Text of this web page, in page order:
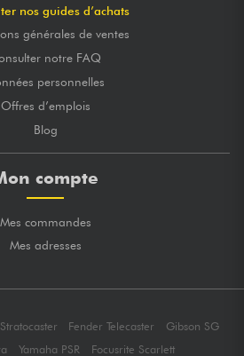
nos guides d’achats
générales de ventes
notre FAQ
personnelles
Offres d’emplois
Blog
compte
Mes commandes
Mes adresses
Fender Telecaster
Gibson SG
Yamaha PSR Focusrite Scarlett